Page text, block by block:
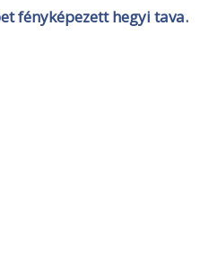
fényképezett hegyi tava.